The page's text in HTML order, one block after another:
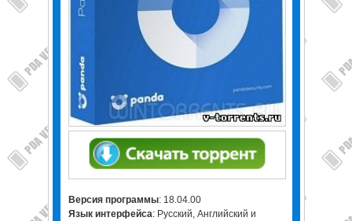
Версия программы: 18.04.00
Язык интерфейса: Русский, Английский и